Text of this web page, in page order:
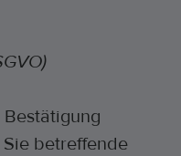
betreffende